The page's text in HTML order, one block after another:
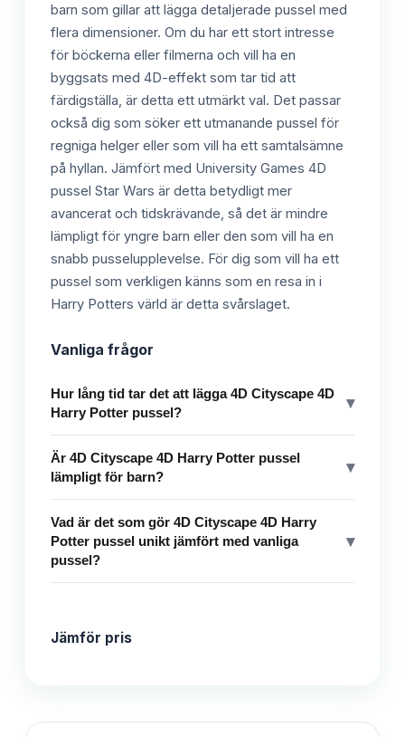
barn som gillar att lägga detaljerade pussel med
flera dimensioner. Om du har ett stort intresse
för böckerna eller filmerna och vill ha en
byggsats med 4D-effekt som tar tid att
färdigställa, är detta ett utmärkt val. Det passar
också dig som söker ett utmanande pussel för
regniga helger eller som vill ha ett samtalsämne
på hyllan. Jämfört med University Games 4D
pussel Star Wars är detta betydligt mer
avancerat och tidskrävande, så det är mindre
lämpligt för yngre barn eller den som vill ha en
snabb pusselupplevelse. För dig som vill ha ett
pussel som verkligen känns som en resa in i
Harry Potters värld är detta svårslaget.
Vanliga frågor
Hur lång tid tar det att lägga 4D Cityscape 4D
Harry Potter pussel?
▾
Är 4D Cityscape 4D Harry Potter pussel
lämpligt för barn?
▾
Vad är det som gör 4D Cityscape 4D Harry
Potter pussel unikt jämfört med vanliga
pussel?
▾
Jämför pris